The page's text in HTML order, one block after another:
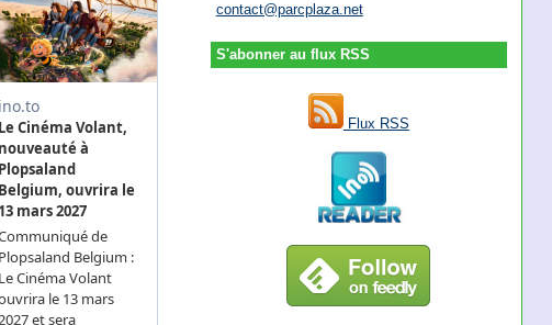
contact@parcplaza.net
S'abonner au flux RSS
Flux RSS